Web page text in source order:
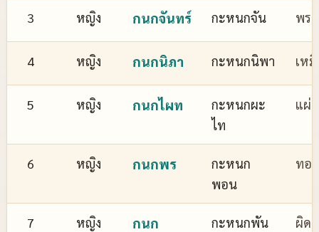
3 หญิง กนกจันทร์ กะหนกจัน พร
4 หญิง กนกนิภา กะหนกนิพา เห
5 หญิง กนกไผท
กะหนกผะ
ไท
แผ่
6 หญิง กนกพร
กะหนก
พอน
ทอ
7 หญิง
กนก
กะหนกพัน ผิด